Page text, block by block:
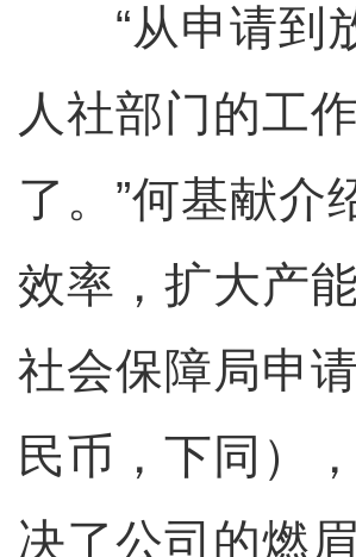
“从申请到放
人社部门的工
了。”何基献介
效率，扩大产
社会保障局申
民币，下同）
决了公司的燃眉